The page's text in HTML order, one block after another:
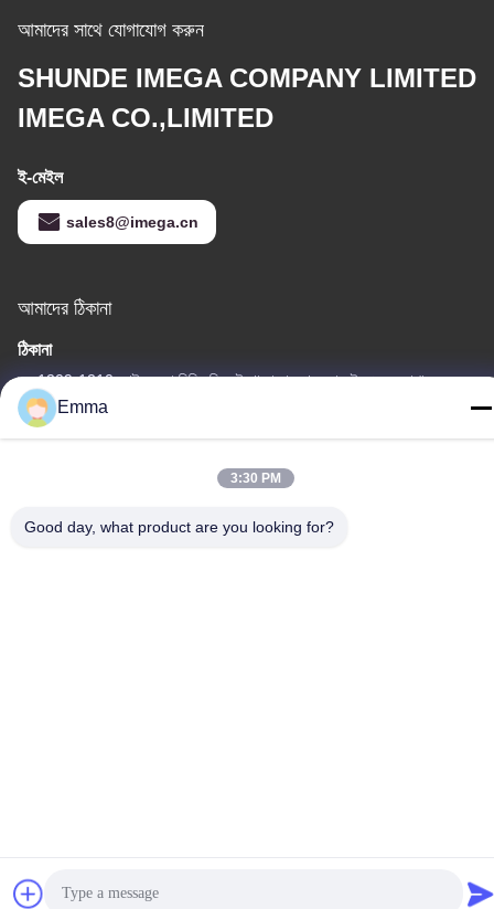
আমাদের সাথে যোগাযোগ করুন
SHUNDE IMEGA COMPANY LIMITED
IMEGA CO.,LIMITED
ই-মেইল
sales8@imega.cn
আমাদের ঠিকানা
ঠিকানা
রুম 1209-1210, হাই জুন দা বিল্ডিং বি, গুইঝো দা দাও ঝং, রোংগুই, শুন্ডে, ফোশান,
গুয়াংডং, চীনEmma
3:30 PM
Good day, what product are you looking for?